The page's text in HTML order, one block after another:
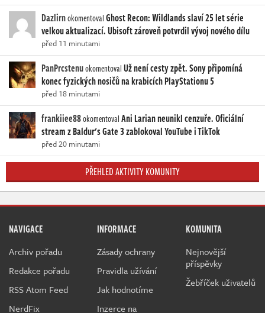
DazlirnokomentovalGhost Recon: Wildlands slaví 25 let série
velkou aktualizací. Ubisoft zároveň potvrdil vývoj nového dílu
před 11 minutami
PanPrcstenuokomentovalUž není cesty zpět. Sony připomíná
konec fyzických nosičů na krabicích PlayStationu 5
před 18 minutami
frankiiee88okomentovalAni Larian neunikl cenzuře. Oficiální
stream z Baldur's Gate 3 zablokoval YouTube i TikTok
před 20 minutami
PŘEHLED AKTIVITY KOMUNITY
NAVIGACE
Archiv pořadu
Redakce pořadu
RSS Atom Feed
NerdFix
INFORMACE
Zásady ochrany
Pravidla užívání
Jak hodnotíme
Inzerce na
KOMUNITA
Nejnovější
příspěvky
Žebříček uživatelů